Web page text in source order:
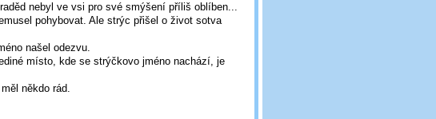
nebyl ve vsi pro své smýšení příliš oblíben...
pohybovat. Ale strýc přišel o život sotva
našel odezvu.
místo, kde se strýčkovo jméno nachází, je
někdo rád.